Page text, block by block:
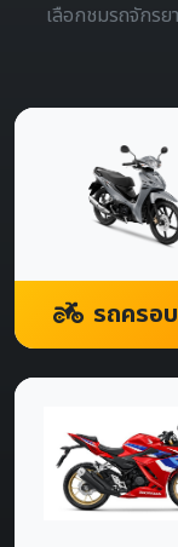
เลือกชมรถจักร
รถครอ